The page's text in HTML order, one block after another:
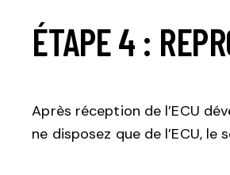
ÉTAPE 4 :
Après réception de l’ECU
ne disposez que de l’ECU,